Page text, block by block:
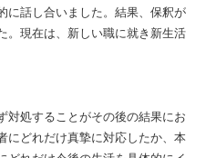
に話し合いました。結果、保釈が
。現在は、新しい職に就き新生活
対処することがその後の結果にお
にどれだけ真摯に対応したか、本